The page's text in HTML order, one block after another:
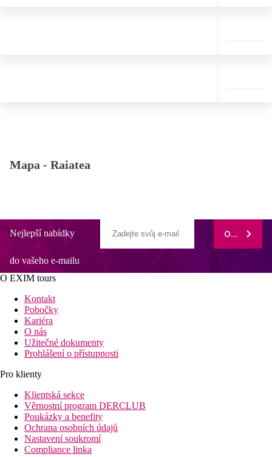
Mapa - Raiatea
Nejlepší nabídky
do vašeho e-mailu
ODEBÍRAT
O EXIM tours
Kontakt
Pobočky
Kariéra
O nás
Užitečné dokumenty
Prohlášení o přístupnosti
Pro klienty
Klientská sekce
Věrnostní program DERCLUB
Poukázky a benefity
Ochrana osobních údajů
Nastavení soukromí
Compliance linka